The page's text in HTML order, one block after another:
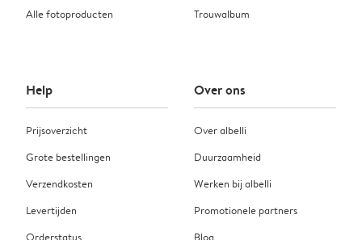
Alle fotoproducten
Trouwalbum
Help
Prijsoverzicht
Grote bestellingen
Verzendkosten
Levertijden
Orderstatus
Over ons
Over albelli
Duurzaamheid
Werken bij albelli
Promotionele partners
Blog